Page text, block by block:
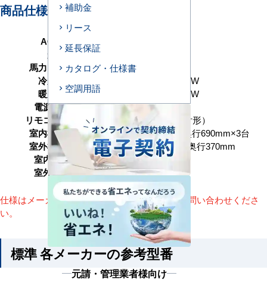
商品仕様＜参考例＞
AC型番
形状
馬力（能力）
8馬力 P224形
冷房能力
20.0（6.0～22.4） kW
暖房能力
20.0（6.0～25.0） kW
電源タイプ
三相200V
リモコンタイプ
ワイヤード（壁取付形）
室内機サイズ
高さ235×幅1270×奥行690mm×3台
室外機サイズ
高さ1550×幅1010×奥行370mm
室内機重量
29(kg)×3台
室外機重量
141kg
仕様はメーカーによって異なります。詳細はお問い合わせくださ
い。
標準 各メーカーの参考型番
補助金
リース
延長保証
カタログ・仕様書
空調用語
元請・管理業者様向け